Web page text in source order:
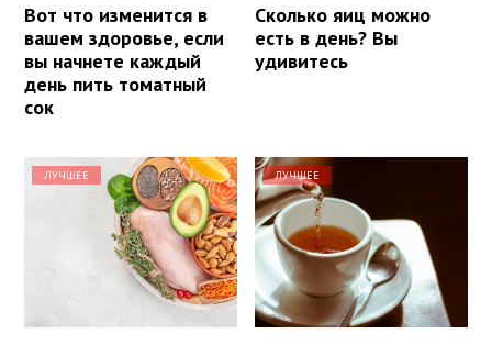
Вот что изменится в
вашем здоровье, если
вы начнете каждый
день пить томатный
сок
Сколько яиц можно
есть в день? Вы
удивитесь
ЛУЧШЕЕ ЛУЧШЕЕ